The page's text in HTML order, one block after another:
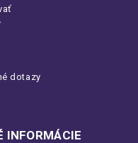
dotazy
INFORMÁCIE